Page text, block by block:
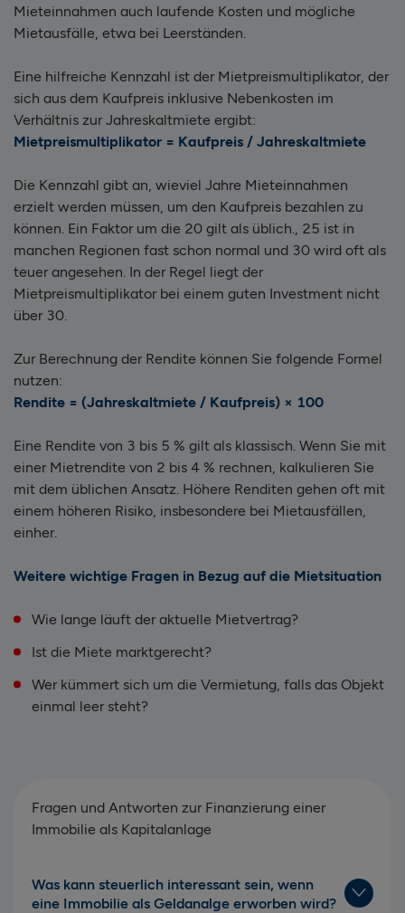
Mieteinnahmen auch laufende Kosten und mögliche
Mietausfälle, etwa bei Leerständen.
Eine hilfreiche Kennzahl ist der Mietpreismultiplikator, der
sich aus dem Kaufpreis inklusive Nebenkosten im
Verhältnis zur Jahreskaltmiete ergibt:
Mietpreismultiplikator = Kaufpreis / Jahreskaltmiete
Die Kennzahl gibt an, wieviel Jahre Mieteinnahmen
erzielt werden müssen, um den Kaufpreis bezahlen zu
können. Ein Faktor um die 20 gilt als üblich., 25 ist in
manchen Regionen fast schon normal und 30 wird oft als
teuer angesehen. In der Regel liegt der
Mietpreismultiplikator bei einem guten Investment nicht
über 30.
Zur Berechnung der Rendite können Sie folgende Formel
nutzen:
Rendite = (Jahreskaltmiete / Kaufpreis) × 100
Eine Rendite von 3 bis 5 % gilt als klassisch. Wenn Sie mit
einer Mietrendite von 2 bis 4 % rechnen, kalkulieren Sie
mit dem üblichen Ansatz. Höhere Renditen gehen oft mit
einem höheren Risiko, insbesondere bei Mietausfällen,
einher.
Weitere wichtige Fragen in Bezug auf die Mietsituation
Wie lange läuft der aktuelle Mietvertrag?
Ist die Miete marktgerecht?
Wer kümmert sich um die Vermietung, falls das Objekt
einmal leer steht?
Fragen und Antworten zur Finanzierung einer
Immobilie als Kapitalanlage
Was kann steuerlich interessant sein, wenn
eine Immobilie als Geldanalge erworben wird?